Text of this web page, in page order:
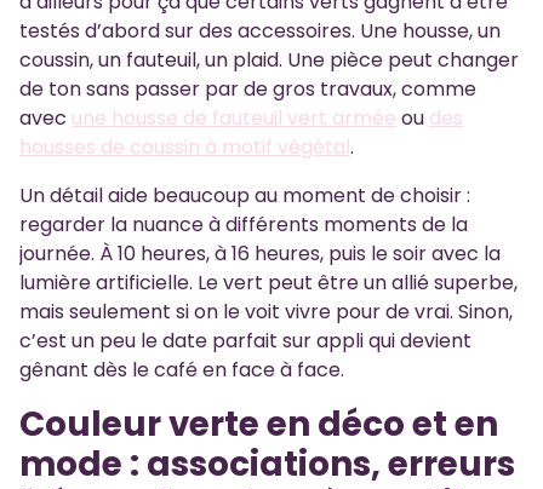
testés d’abord sur des accessoires. Une housse, un
coussin, un fauteuil, un plaid. Une pièce peut changer
de ton sans passer par de gros travaux, comme
avec une housse de fauteuil vert armée ou des
housses de coussin à motif végétal.
Un détail aide beaucoup au moment de choisir :
regarder la nuance à différents moments de la
journée. À 10 heures, à 16 heures, puis le soir avec la
lumière artificielle. Le vert peut être un allié superbe,
mais seulement si on le voit vivre pour de vrai. Sinon,
c’est un peu le date parfait sur appli qui devient
gênant dès le café en face à face.
Couleur verte en déco et en
mode : associations, erreurs